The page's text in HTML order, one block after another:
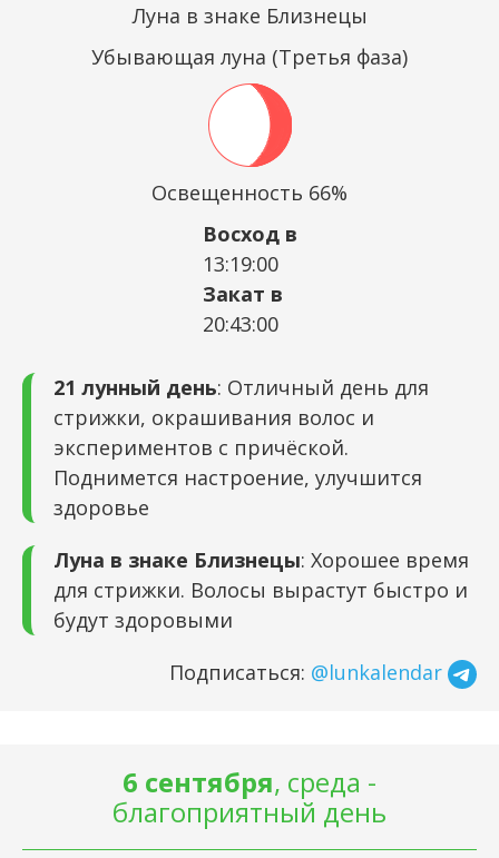
Луна в знаке Близнецы
Убывающая луна (Третья фаза)
Освещенность 66%
Восход в
13:19:00
Закат в
20:43:00
21 лунный день: Отличный день для
стрижки, окрашивания волос и
экспериментов с причёской.
Поднимется настроение, улучшится
здоровье
Луна в знаке Близнецы: Хорошее время
для стрижки. Волосы вырастут быстро и
будут здоровыми
Подписаться: @lunkalendar
6 сентября, среда -
благоприятный день